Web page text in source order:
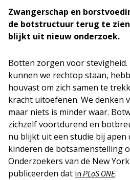
Zwangerschap en
de botstructuur terug te
blijkt uit nieuw onderzoek.
Botten zorgen voor
kunnen we rechtop staan,
houvast om zich samen te
kracht uitoefenen. We denken
maar niets is minder waar.
zichzelf voortdurend en
nu blijkt uit een studie bij apen
kinderen de botsamenstelling
Onderzoekers van de New
publiceerden dat in PLoS ONE.